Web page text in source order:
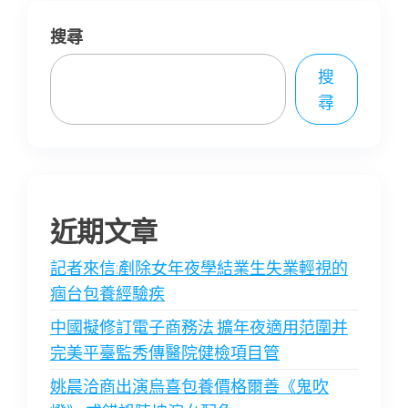
搜尋
搜
尋
近期文章
記者來信:剷除女年夜學結業生失業輕視的
痼台包養經驗疾
中國擬修訂電子商務法 擴年夜適用范圍并
完美平臺監秀傳醫院健檢項目管
姚晨洽商出演烏喜包養價格爾善《鬼吹